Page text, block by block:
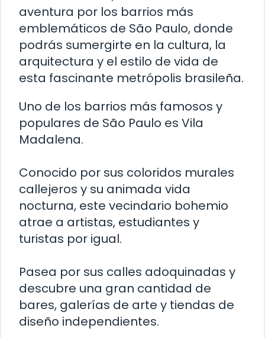
aventura por los barrios más
emblemáticos de São Paulo, donde
podrás sumergirte en la cultura, la
arquitectura y el estilo de vida de
esta fascinante metrópolis brasileña.
Uno de los barrios más famosos y
populares de São Paulo es Vila
Madalena.
Conocido por sus coloridos murales
callejeros y su animada vida
nocturna, este vecindario bohemio
atrae a artistas, estudiantes y
turistas por igual.
Pasea por sus calles adoquinadas y
descubre una gran cantidad de
bares, galerías de arte y tiendas de
diseño independientes.